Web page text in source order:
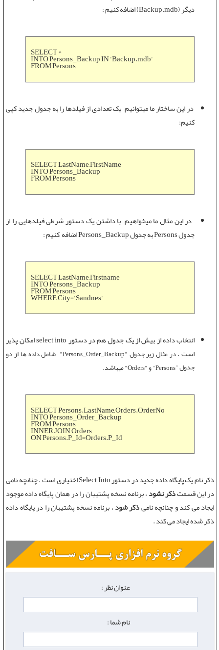
دیگر (Backup.mdb) اضافه کنیم :
SELECT *
INTO Persons_Backup IN 'Backup.mdb'
FROM Persons
در این ساختار ما میتوانیم يک تعدادی از فیلدها را به جدول جدید کپی
کنیم:
SELECT LastName,FirstName
INTO Persons_Backup
FROM Persons
در این مثال ما میخواهیم با داشتن یک دستور شرطی فیلدهایی را از
جدولPersons به جدول Persons_Backup اضافه کنیم :
SELECT LastName,Firstname
INTO Persons_Backup
FROM Persons
WHERE City='Sandnes'
انتخاب داده از بیش از یک جدول هم دردستور select into
امکان پذیر
است .
در مثال زیر جدول "Persons_Order_Backup" شامل داده ها از دو
جدول "Persons" و "Orders" میباشد.
SELECT Persons.LastName,Orders.OrderNo
INTO Persons_Order_Backup
FROM Persons
INNER JOIN Orders
ON Persons.P_Id=Orders.P_Id
ذکر نام يک پايگاه داده جديد دردستور Select Into
اختياری است . چنانچه نامی
در اين قسمتذکر نشود، برنامه نسخه پشتيبان را در همان پايگاه داده موجود
ايجاد می کند و چنانچه نامیذکر شود، برنامه نسخه پشتيبان را در پايگاه داده
ذکر شده ايجاد می کند .
عنوان نظر :
نام شما :